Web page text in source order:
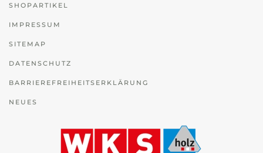
SHOPARTIKEL
IMPRESSUM
SITEMAP
DATENSCHUTZ
BARRIEREFREIHEITSERKLÄRUNG
NEUES